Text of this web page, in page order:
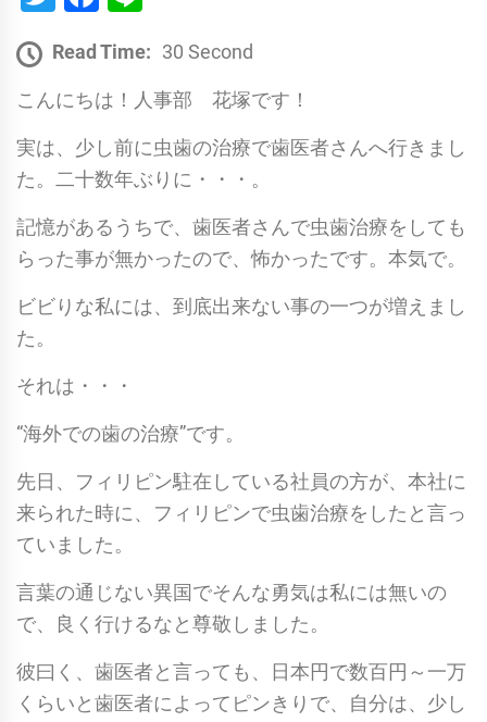
Read Time: 30 Second
こんにちは！人事部 花塚です！
実は、少し前に虫歯の治療で歯医者さんへ行きまし
た。二十数年ぶりに・・・。
記憶があるうちで、歯医者さんで虫歯治療をしても
らった事が無かったので、怖かったです。本気で。
ビビりな私には、到底出来ない事の一つが増えまし
た。
それは・・・
“海外での歯の治療”です。
先日、フィリピン駐在している社員の方が、本社に
来られた時に、フィリピンで虫歯治療をしたと言っ
ていました。
言葉の通じない異国でそんな勇気は私には無いの
で、良く行けるなと尊敬しました。
彼曰く、歯医者と言っても、日本円で数百円～一万
くらいと歯医者によってピンきりで、自分は、少し